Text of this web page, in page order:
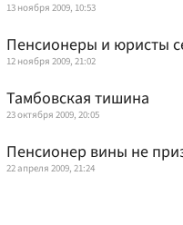
13 ноября 2009, 10:53
Пенсионеры и юристы
12 ноября 2009, 21:02
Тамбовская тишина
23 октября 2009, 20:05
Пенсионер вины не
22 апреля 2009, 21:24